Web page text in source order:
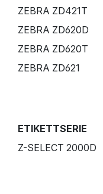
ZEBRA ZD421T
ZEBRA ZD620D
ZEBRA ZD620T
ZEBRA ZD621
ETIKETTSERIE
Z-SELECT 2000D